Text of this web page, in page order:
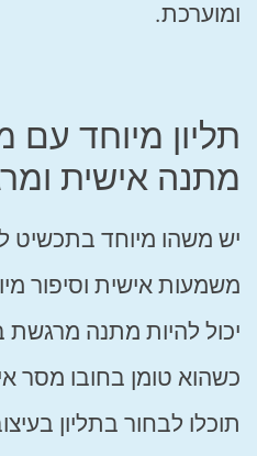
ומוערכת.
תליון מיוחד
מתנה אישית
יש משהו מיוחד בתכשיט
משמעות אישית וסיפור
יכול להיות מתנה
כשהוא טומן בחובו מסר
תוכלו לבחור בתליון